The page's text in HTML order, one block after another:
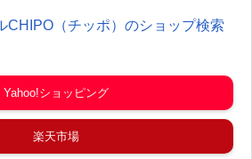
CHIPO（チッポ）のショップ検索
Yahoo!ショッピング
楽天市場